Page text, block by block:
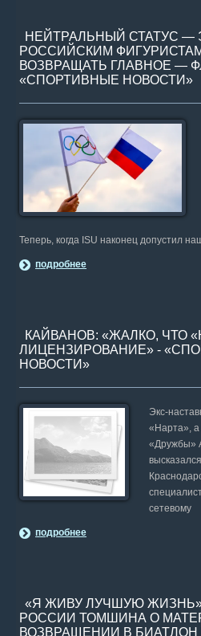
НЕЙТРАЛЬНЫЙ СТАТУС —
РОССИЙСКИМ
ВОЗВРАЩАТЬ ГЛАВНОЕ —
«СПОРТИВНЫЕ НОВОСТИ»
Теперь, когда ISU наконец допустил
подробнее
КАЙВАНОВ: «ЖАЛКО, ЧТО
ЛИЦЕНЗИРОВАНИЕ» -
НОВОСТИ»
Экс-
«Нарта»,
«Дружбы»
сетевому
подробнее
«Я ЖИВУ ЛУЧШУЮ
РОССИИ ТОМШИНА О
ВОЗВРАЩЕНИИ В БИАТЛОН